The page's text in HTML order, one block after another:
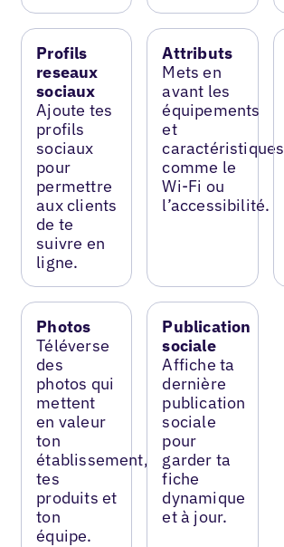
Profils
reseaux
sociaux
Ajoute tes
profils
sociaux
pour
permettre
aux clients
de te
suivre en
ligne.
Attributs
Mets en
avant les
équipements
et
caractéristiques
comme le
Wi-Fi ou
l’accessibilité.
Photos
Téléverse
des
photos qui
mettent
en valeur
ton
établissement,
tes
produits et
ton
équipe.
Publication
sociale
Affiche ta
dernière
publication
sociale
pour
garder ta
fiche
dynamique
et à jour.